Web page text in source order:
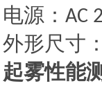
电源： AC
外形尺寸
起雾性能